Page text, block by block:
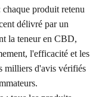
produit retenu
délivré par un
la teneur en CBD,
l'efficacité et les
milliers d'avis vérifiés